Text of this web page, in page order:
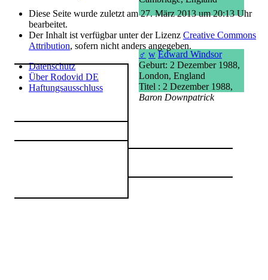
♂ w Edward Windsor
Geburt: 2 Dezember 1988,
London, England
Titel : 2 Dezember 1988,
Baron Downpatrick
Diese Seite wurde zuletzt am 27. März 2013 um 20:13 Uhr
bearbeitet.
Der Inhalt ist verfügbar unter der Lizenz Creative Commons
Attribution, sofern nicht anders angegeben.
Datenschutz
Über Rodovid DE
Haftungsausschluss